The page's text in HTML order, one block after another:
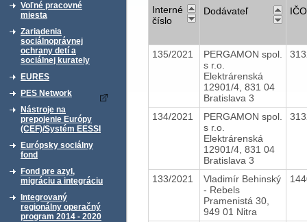
Voľné pracovné
miesta
Zariadenia
sociálnoprávnej
ochrany detí a
sociálnej kurately
EURES
PES Network
Nástroje na
prepojenie Európy
(CEF)/Systém EESSI
Európsky sociálny
fond
Fond pre azyl,
migráciu a integráciu
Integrovaný
regionálny operačný
program 2014 - 2020
Interné
číslo
Dodávateľ IČO
135/2021
PERGAMON spol.
s r.o.
Elektrárenská
12901/4, 831 04
Bratislava 3
134/2021
PERGAMON spol.
s r.o.
Elektrárenská
12901/4, 831 04
Bratislava 3
133/2021
Vladimír Behinský
- Rebels
Pramenistá 30,
949 01 Nitra